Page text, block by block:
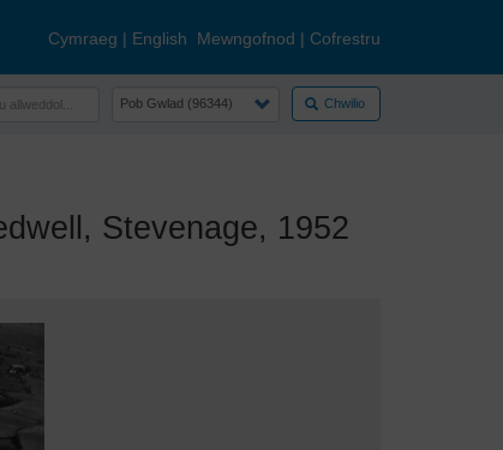
Cymraeg | English Mewngofnod | Cofrestru
Chwilio
Stevenage, 1952